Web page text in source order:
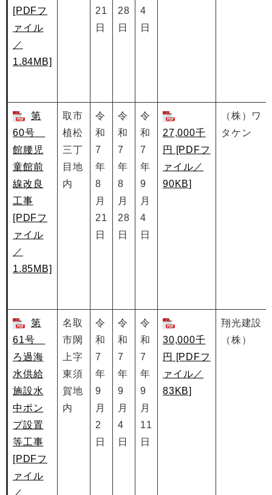
[PDFフ
ァイル
／
1.84MB]
21
日
28
日
4
日
第
60号
館腰児
童館前
線改良
工事
[PDFフ
ァイル
／
1.85MB]
取市
植松
三丁
目地
内
令
和
7
年
8
月
21
日
令
和
7
年
8
月
28
日
令
和
7
年
9
月
4
日
27,000千
円 [PDFフ
ァイル／
90KB]
（株）ワ
タケン
第
61号
ろ過海
水供給
施設水
中ポン
プ設置
等工事
[PDFフ
ァイル
名取
市閖
上字
東須
賀地
内
令
和
7
年
9
月
2
日
令
和
7
年
9
月
4
日
令
和
7
年
9
月
11
日
30,000千
円 [PDFフ
ァイル／
83KB]
翔光建設
（株）